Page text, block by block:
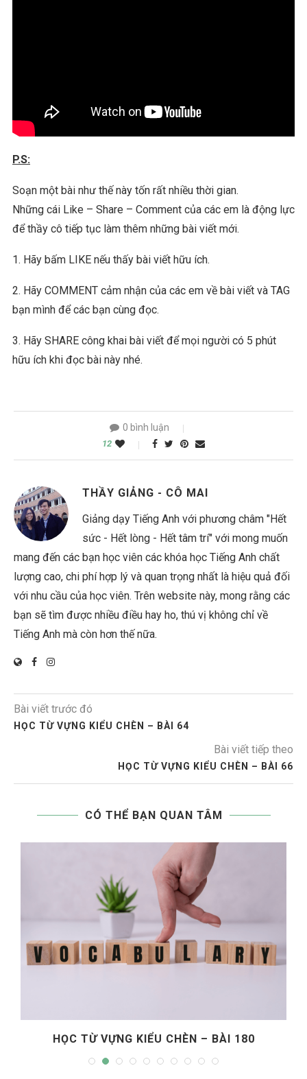
P.S:
Soạn một bài như thế này tốn rất nhiều thời gian.
Những cái Like – Share – Comment của các em là động lực
để thầy cô tiếp tục làm thêm những bài viết mới.
1. Hãy bấm LIKE nếu thấy bài viết hữu ích.
2. Hãy COMMENT cảm nhận của các em về bài viết và TAG
bạn mình để các bạn cùng đọc.
3. Hãy SHARE công khai bài viết để mọi người có 5 phút
hữu ích khi đọc bài này nhé.
0 bình luận
12
THẦY GIẢNG - CÔ MAI
Giảng dạy Tiếng Anh với phương châm "Hết
sức - Hết lòng - Hết tâm trí" với mong muốn
mang đến các bạn học viên các khóa học Tiếng Anh chất
lượng cao, chi phí hợp lý và quan trọng nhất là hiệu quả đối
với nhu cầu của học viên. Trên website này, mong rằng các
bạn sẽ tìm được nhiều điều hay ho, thú vị không chỉ về
Tiếng Anh mà còn hơn thế nữa.
Bài viết trước đó
HỌC TỪ VỰNG KIỂU CHÈN – BÀI 64
Bài viết tiếp theo
HỌC TỪ VỰNG KIỂU CHÈN – BÀI 66
CÓ THỂ BẠN QUAN TÂM
HỌC TỪ VỰNG KIỂU CHÈN – BÀI 180